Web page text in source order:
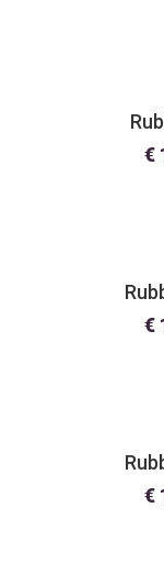
€
€
€